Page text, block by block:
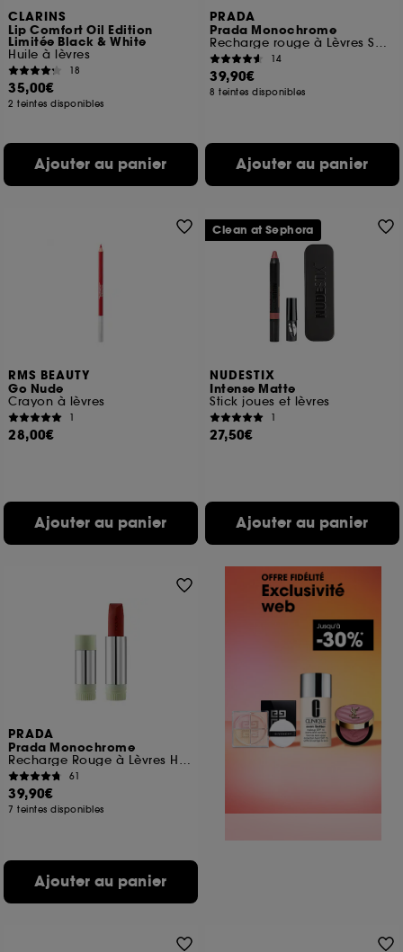
CLARINS
Lip Comfort Oil Edition
Limitée Black & White
Huile à lèvres
18
35,00€
2 teintes disponibles
Ajouter au panier
PRADA
Prada Monochrome
Recharge rouge à Lèvres Soft Matte Confort et Longue Tenue
14
39,90€
8 teintes disponibles
Ajouter au panier
RMS BEAUTY
Go Nude
Crayon à lèvres
1
28,00€
Ajouter au panier
NUDESTIX
Intense Matte
Stick joues et lèvres
1
27,50€
Ajouter au panier
Clean at Sephora
PRADA
Prada Monochrome
Recharge Rouge à Lèvres Hyper Matte Confort et Longue Tenue
61
39,90€
7 teintes disponibles
Ajouter au panier